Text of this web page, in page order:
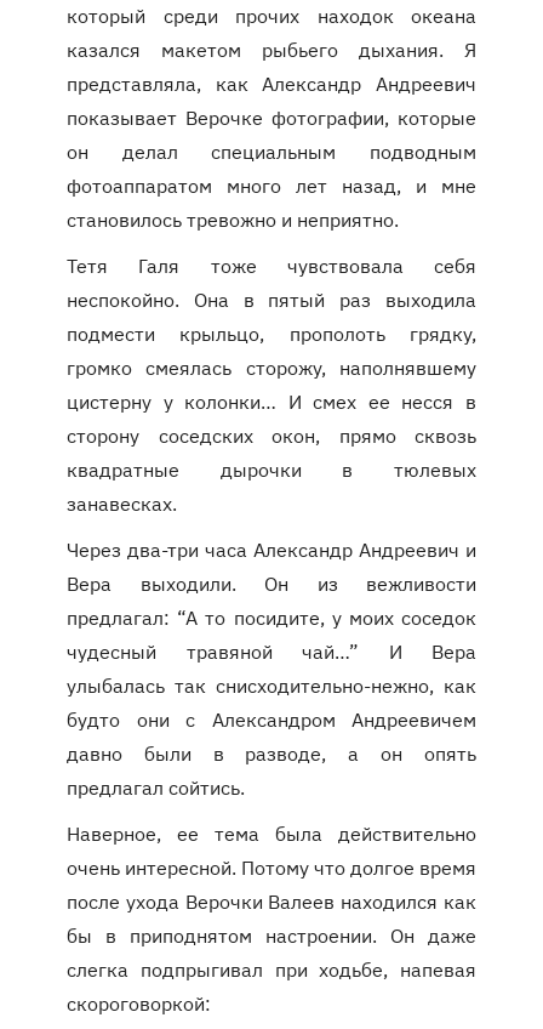
который среди прочих находок океана
казался макетом рыбьего дыхания. Я
представляла, как Александр Андреевич
показывает Верочке фотографии, которые
он делал специальным подводным
фотоаппаратом много лет назад, и мне
становилось тревожно и неприятно.
Тетя Галя тоже чувствовала себя
неспокойно. Она в пятый раз выходила
подмести крыльцо, прополоть грядку,
громко смеялась сторожу, наполнявшему
цистерну у колонки… И смех ее несся в
сторону соседских окон, прямо сквозь
квадратные дырочки в тюлевых
занавесках.
Через два-три часа Александр Андреевич и
Вера выходили. Он из вежливости
предлагал: “А то посидите, у моих соседок
чудесный травяной чай…” И Вера
улыбалась так снисходительно-нежно, как
будто они с Александром Андреевичем
давно были в разводе, а он опять
предлагал сойтись.
Наверное, ее тема была действительно
очень интересной. Потому что долгое время
после ухода Верочки Валеев находился как
бы в приподнятом настроении. Он даже
слегка подпрыгивал при ходьбе, напевая
скороговоркой: